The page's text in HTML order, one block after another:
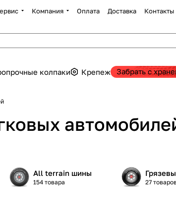
Компания Оплата Доставка Контакты
колпаки Крепеж Забрать с
All terrain шины
154 товара 27